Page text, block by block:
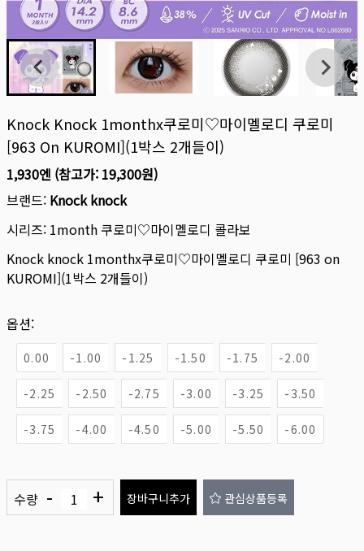
Knock Knock 1monthx쿠로미♡마이멜로디 쿠로미
[963 On KUROMI](1박스 2개들이)
1,930엔 (참고가: 19,300원)
브랜드: Knock knock
시리즈: 1month 쿠로미♡마이멜로디 콜라보
Knock knock 1monthx쿠로미♡마이멜로디 쿠로미 [963 on
KUROMI](1박스 2개들이)
옵션:
0.00 -1.00 -1.25 -1.50 -1.75 -2.00
-2.25 -2.50 -2.75 -3.00 -3.25 -3.50
-3.75 -4.00 -4.50 -5.00 -5.50 -6.00
수량 - + 장바구니추가 관심상품등록